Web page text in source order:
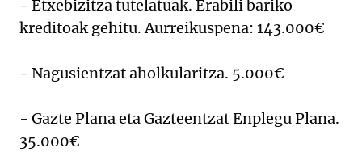
- Etxebizitza tutelatuak. Erabili bariko
kreditoak gehitu. Aurreikuspena: 143.000€
- Nagusientzat aholkularitza. 5.000€
- Gazte Plana eta Gazteentzat Enplegu Plana.
35.000€